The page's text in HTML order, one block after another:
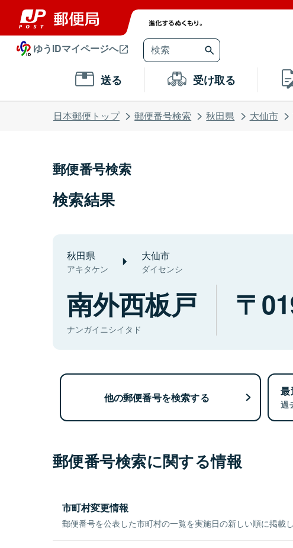
ゆうIDマイページへ
送る 受け取る
日本郵便トップ 郵便番号検索 秋田県 大仙市
郵便番号検索
検索結果
秋田県
アキタケン
大仙市
ダイセンシ
南外西板戸
ナンガイニシイタド
他の郵便番号を検索する 最
過
郵便番号検索に関する情報
市町村変更情報
郵便番号を公表した市町村の一覧を実施日の新しい順に掲載し